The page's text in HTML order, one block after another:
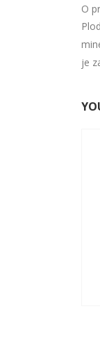
O
je